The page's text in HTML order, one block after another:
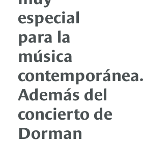
especial
para la
música
contemporánea.
Además del
concierto de
Dorman